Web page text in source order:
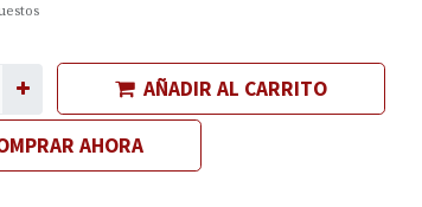
AÑADIR AL CARRITO
AHORA